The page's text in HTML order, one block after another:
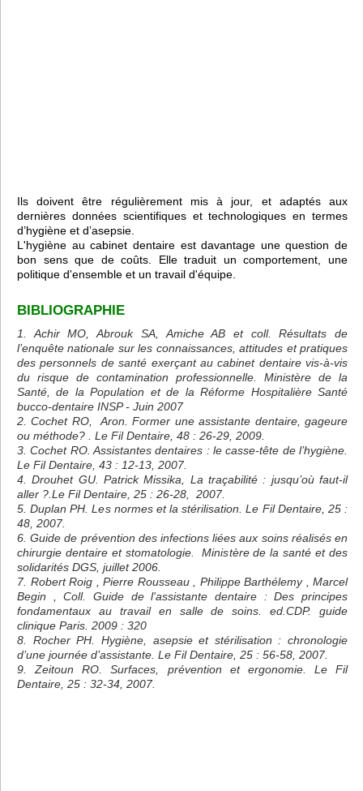
Ils doivent être régulièrement mis à jour, et adaptés aux
dernières données scientifiques et technologiques en termes
d’hygiène et d’asepsie.
L'hygiène au cabinet dentaire est davantage une question de
bon sens que de coûts. Elle traduit un comportement, une
politique d'ensemble et un travail d'équipe.
BIBLIOGRAPHIE
1. Achir MO, Abrouk SA, Amiche AB et coll. Résultats de
l’enquête nationale sur les connaissances, attitudes et pratiques
des personnels de santé exerçant au cabinet dentaire vis-à-vis
du risque de contamination professionnelle. Ministère de la
Santé, de la Population et de la Réforme Hospitalière Santé
bucco-dentaire INSP - Juin 2007
2. Cochet RO, Aron. Former une assistante dentaire, gageure
ou méthode? . Le Fil Dentaire, 48 : 26-29, 2009.
3. Cochet RO. Assistantes dentaires : le casse-tête de l’hygiène.
Le Fil Dentaire, 43 : 12-13, 2007.
4. Drouhet GU. Patrick Missika, La traçabilité : jusqu’où faut-il
aller ?.Le Fil Dentaire, 25 : 26-28, 2007.
5. Duplan PH. Les normes et la stérilisation. Le Fil Dentaire, 25 :
48, 2007.
6. Guide de prévention des infections liées aux soins réalisés en
chirurgie dentaire et stomatologie. Ministère de la santé et des
solidarités DGS, juillet 2006.
7. Robert Roig , Pierre Rousseau , Philippe Barthélemy , Marcel
Begin , Coll. Guide de l'assistante dentaire : Des principes
fondamentaux au travail en salle de soins. ed.CDP. guide
clinique Paris. 2009 : 320
8. Rocher PH. Hygiène, asepsie et stérilisation : chronologie
d’une journée d’assistante. Le Fil Dentaire, 25 : 56-58, 2007.
9. Zeitoun RO. Surfaces, prévention et ergonomie. Le Fil
Dentaire, 25 : 32-34, 2007.